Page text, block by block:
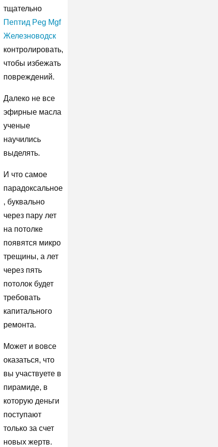
тщательно
Пептид Peg Mgf
Железноводск
контролировать,
чтобы избежать
повреждений.
Далеко не все
эфирные масла
ученые
научились
выделять.
И что самое
парадоксальное
, буквально
через пару лет
на потолке
появятся микро
трещины, а лет
через пять
потолок будет
требовать
капитального
ремонта.
Может и вовсе
оказаться, что
вы участвуете в
пирамиде, в
которую деньги
поступают
только за счет
новых жертв.